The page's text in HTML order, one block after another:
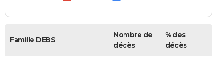
Famille DEBS
Nombre de
décès
% des
décès